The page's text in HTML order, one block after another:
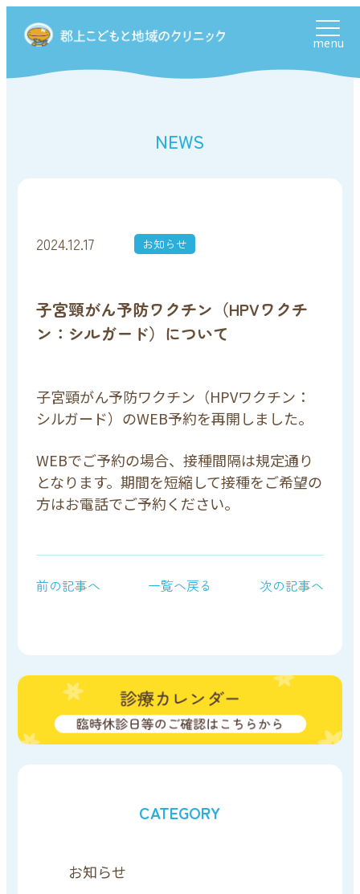
NEWS
2024.12.17 お知らせ
子宮頸がん予防ワクチン（HPVワクチ
ン：シルガード）について
子宮頸がん予防ワクチン（HPVワクチン：
シルガード）のWEB予約を再開しました。
WEBでご予約の場合、接種間隔は規定通り
となります。期間を短縮して接種をご希望の
方はお電話でご予約ください。
前の記事へ 一覧へ戻る 次の記事へ
CATEGORY
お知らせ
menu